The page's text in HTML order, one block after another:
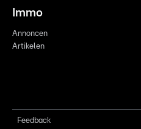
Immo
Annoncen
Artikelen
Feedback